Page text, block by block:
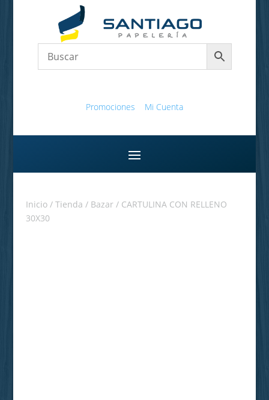
Promociones Mi Cuenta
Inicio/ Tienda / Bazar/ CARTULINA CON RELLENO
30X30